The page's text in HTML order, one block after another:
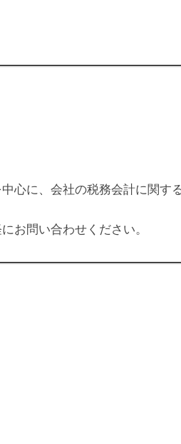
心に、会社の税務会計に関す
お問い合わせください。